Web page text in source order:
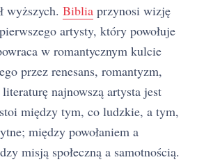
wyższych. Biblia przynosi wizję
artysty, który powołuje
w romantycznym kulcie
przez renesans, romantyzm,
najnowszą artysta jest
między tym, co ludzkie, a tym,
między powołaniem a
misją społeczną a samotnością.